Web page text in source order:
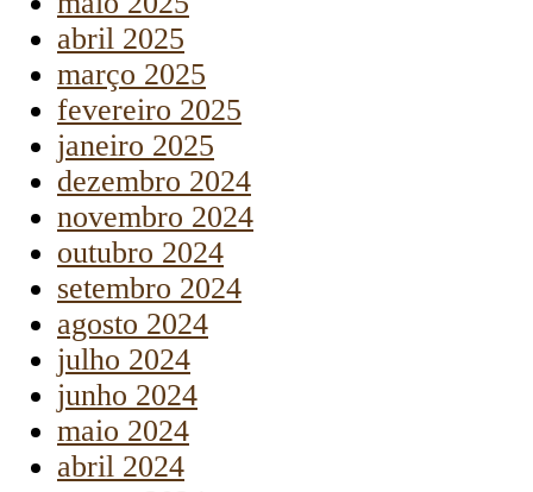
abril 2025
março 2025
fevereiro 2025
janeiro 2025
dezembro 2024
novembro 2024
outubro 2024
setembro 2024
agosto 2024
julho 2024
junho 2024
maio 2024
abril 2024